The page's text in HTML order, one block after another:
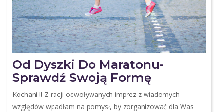
Od Dyszki Do Maratonu-
Sprawdź Swoją Formę
Kochani !! Z racji odwoływanych imprez z wiadomych
względów wpadłam na pomysł, by zorganizować dla Was